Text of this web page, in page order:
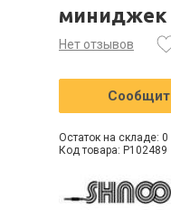
миниджек
Нет отзывов
Остаток на складе: 0
Код товара: P102489